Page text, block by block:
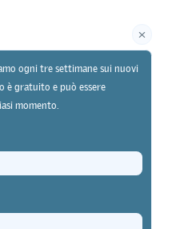
Editore
ogni tre settimane sui nuovi
è gratuito e può essere
momento.